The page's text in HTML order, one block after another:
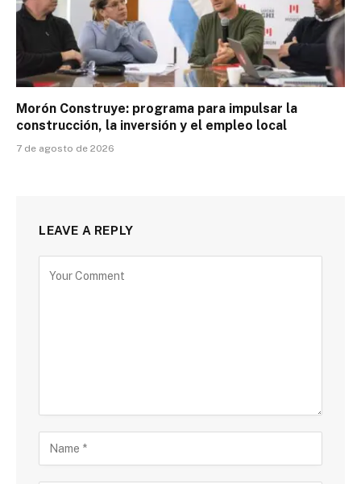
Morón Construye: programa para impulsar la
construcción, la inversión y el empleo local
7 de agosto de 2026
LEAVE A REPLY